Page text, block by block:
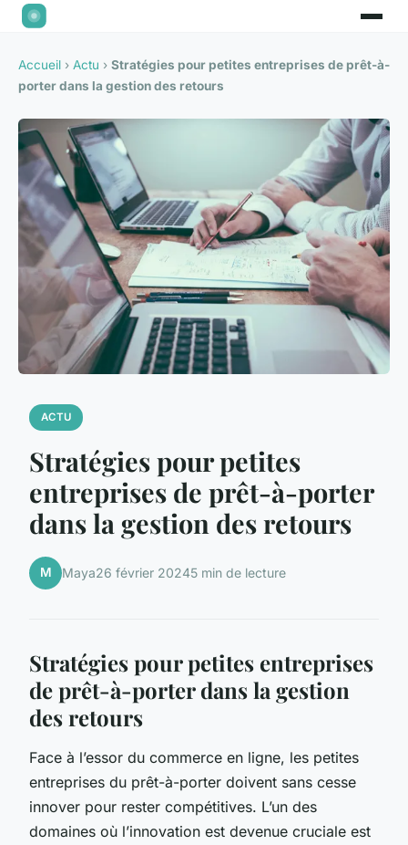
Accueil › Actu › Stratégies pour petites entreprises de prêt-à-
porter dans la gestion des retours
ACTU
Stratégies pour petites
entreprises de prêt-à-porter
dans la gestion des retours
M Maya26 février 20245 min de lecture
Stratégies pour petites entreprises
de prêt-à-porter dans la gestion
des retours
Face à l’essor du commerce en ligne, les petites
entreprises du prêt-à-porter doivent sans cesse
innover pour rester compétitives. L’un des
domaines où l’innovation est devenue cruciale est